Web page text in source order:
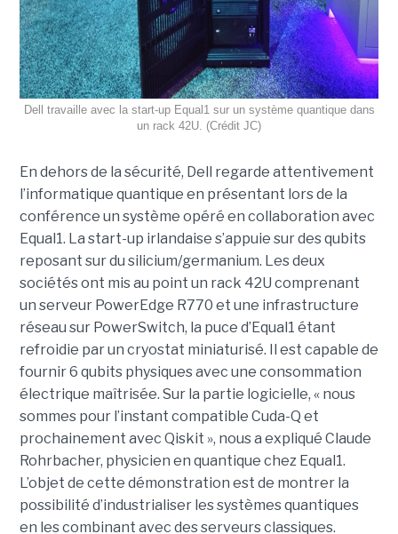
Dell travaille avec la start-up Equal1 sur un système quantique dans
un rack 42U. (Crédit JC)
En dehors de la sécurité, Dell regarde attentivement
l’informatique quantique en présentant lors de la
conférence un système opéré en collaboration avec
Equal1. La start-up irlandaise s’appuie sur des qubits
reposant sur du silicium/germanium. Les deux
sociétés ont mis au point un rack 42U comprenant
un serveur PowerEdge R770 et une infrastructure
réseau sur PowerSwitch, la puce d’Equal1 étant
refroidie par un cryostat miniaturisé. Il est capable de
fournir 6 qubits physiques avec une consommation
électrique maîtrisée. Sur la partie logicielle, « nous
sommes pour l’instant compatible Cuda-Q et
prochainement avec Qiskit », nous a expliqué Claude
Rohrbacher, physicien en quantique chez Equal1.
L’objet de cette démonstration est de montrer la
possibilité d’industrialiser les systèmes quantiques
en les combinant avec des serveurs classiques.